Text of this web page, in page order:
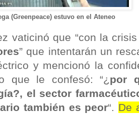
(Greenpeace) estuvo en el Ateneo
vaticinó que “con la
” que intentarán un
y mencionó la
que le confesó: “¿por
el sector
también es peor“. De